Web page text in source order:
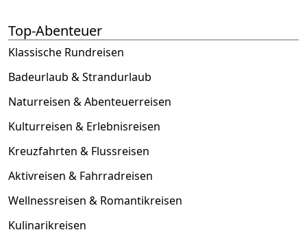
Top-Abenteuer
Klassische Rundreisen
Badeurlaub & Strandurlaub
Naturreisen & Abenteuerreisen
Kulturreisen & Erlebnisreisen
Kreuzfahrten & Flussreisen
Aktivreisen & Fahrradreisen
Wellnessreisen & Romantikreisen
Kulinarikreisen